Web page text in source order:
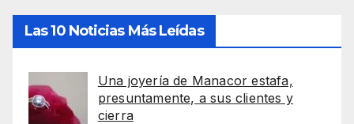
Las 10 Noticias Más Leídas
Una joyería de Manacor estafa,
presuntamente, a sus clientes y
cierra